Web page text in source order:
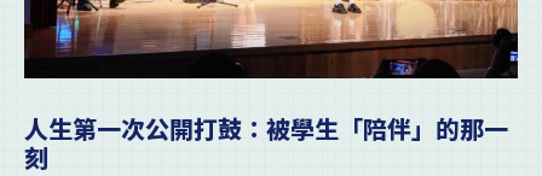
人生第一次公開打鼓：被學生「陪伴」的那一
刻